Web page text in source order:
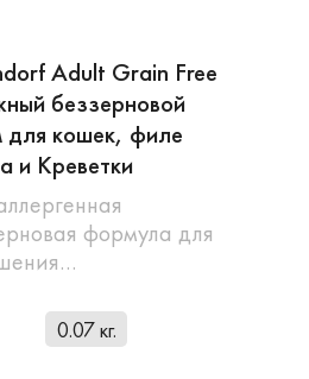
Adult Grain Free
беззерновой
для кошек, филе
и Креветки
формула для
0.07 кг.